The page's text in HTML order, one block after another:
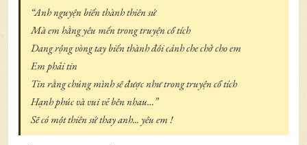
“Anh nguyện biến thành thiên sứ
Mà em hằng yêu mến trong truyện cổ tích
Dang rộng vòng tay biến thành đôi cánh che chở cho em
Em phải tin
Tin rằng chúng mình sẽ được như trong truyện cổ tích
Hạnh phúc và vui vẻ bên nhau…”
Sẽ có một thiên sứ thay anh... yêu em !